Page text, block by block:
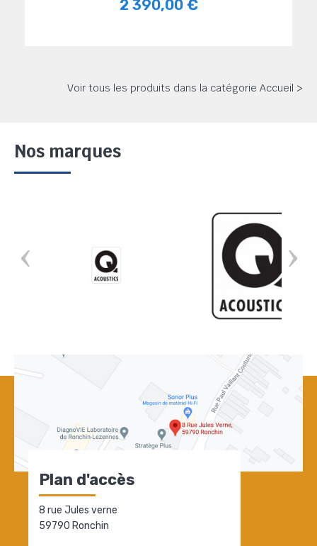
2 390,00 €
Voir tous les produits dans la catégorie Accueil >
Nos marques
Plan d'accès
8 rue Jules verne
59790 Ronchin